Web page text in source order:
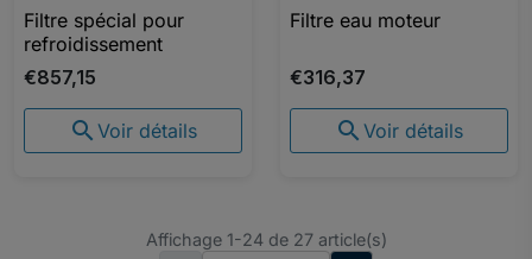
Filtre spécial pour
refroidissement
€857,15
 Voir détails
Filtre eau moteur
€316,37
 Voir détails
Affichage 1-24 de 27 article(s)